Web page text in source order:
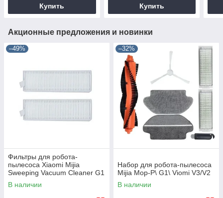
Купить Купить
Акционные предложения и новинки
–49%
Фильтры для робота-
пылесоса Xiaomi Mijia
Sweeping Vacuum Cleaner G1
(1 штука)
В наличии
–32%
Набор для робота-пылесоса
Mijia Mop-P\ G1\ Viomi V3/V2
В наличии